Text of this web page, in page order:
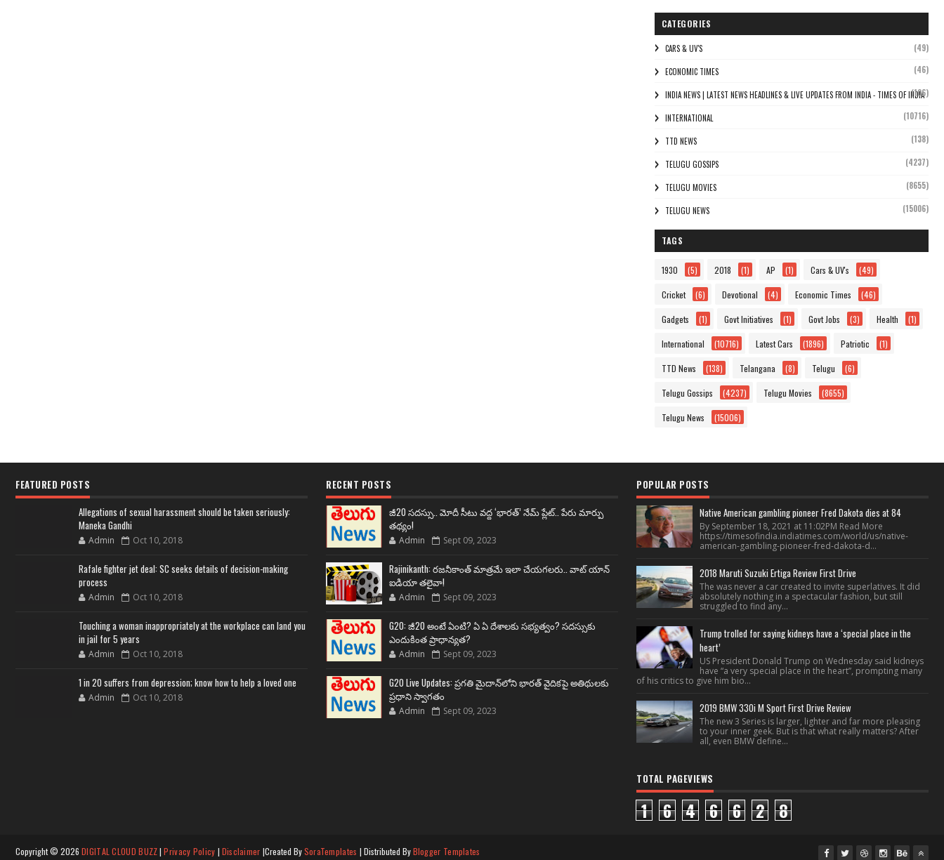
CATEGORIES
CARS & UV'S (49)
ECONOMIC TIMES (46)
INDIA NEWS | LATEST NEWS HEADLINES & LIVE UPDATES FROM INDIA - TIMES OF INDIA
(106)
INTERNATIONAL (10716)
TTD NEWS (138)
TELUGU GOSSIPS (4237)
TELUGU MOVIES (8655)
TELUGU NEWS (15006)
TAGS
1930 (5) 2018 (1) AP (1) Cars & UV's (49)
Cricket (6) Devotional (4) Economic Times (46)
Gadgets (1) Govt Initiatives (1) Govt Jobs (3) Health (1)
International (10716) Latest Cars (1896) Patriotic (1)
TTD News (138) Telangana (8) Telugu (6)
Telugu Gossips (4237) Telugu Movies (8655)
Telugu News (15006)
FEATURED POSTS
Allegations of sexual harassment should be taken seriously:
Maneka Gandhi
Admin Oct 10, 2018
Rafale fighter jet deal: SC seeks details of decision-making
process
Admin Oct 10, 2018
Touching a woman inappropriately at the workplace can land you
in jail for 5 years
Admin Oct 10, 2018
1 in 20 suffers from depression; know how to help a loved one
Admin Oct 10, 2018
RECENT POSTS
జీ20 సదస్సు.. మోదీ సీటు వద్ద ‘భారత్’ నేమ్ ప్లేట్‌.. పేరు మార్పు
తథ్యం!
Admin Sept 09, 2023
Rajinikanth: రజనీకాంత్ మాత్రమే ఇలా చేయగలరు.. వాట్ యాన్
ఐడియా తలైవా!
Admin Sept 09, 2023
G20: జీ20 అంటే ఏంటి? ఏ ఏ దేశాలకు సభ్యత్వం? సదస్సుకు
ఎందుకింత ప్రాధాన్యత?
Admin Sept 09, 2023
G20 Live Updates: ప్రగతి మైదాన్‌లోని భారత్ వైదికపై అతిథులకు
ప్రధాని స్వాగతం
Admin Sept 09, 2023
POPULAR POSTS
Native American gambling pioneer Fred Dakota dies at 84
By September 18, 2021 at 11:02PM Read More
https://timesofindia.indiatimes.com/world/us/native-
american-gambling-pioneer-fred-dakota-d...
2018 Maruti Suzuki Ertiga Review First Drive
The was never a car created to invite superlatives. It did
absolutely nothing in a spectacular fashion, but still
struggled to find any...
Trump trolled for saying kidneys have a ‘special place in the
heart’
US President Donald Trump on Wednesday said kidneys
have “a very special place in the heart”, prompting many
of his critics to give him bio...
2019 BMW 330i M Sport First Drive Review
The new 3 Series is larger, lighter and far more pleasing
to your inner geek. But is that what really matters? After
all, even BMW define...
TOTAL PAGEVIEWS
1 6 4 6 6 2 8
Copyright © 2026 DIGITAL CLOUD BUZZ|Privacy Policy | Disclaimer |Created BySoraTemplates | Distributed ByBlogger Templates